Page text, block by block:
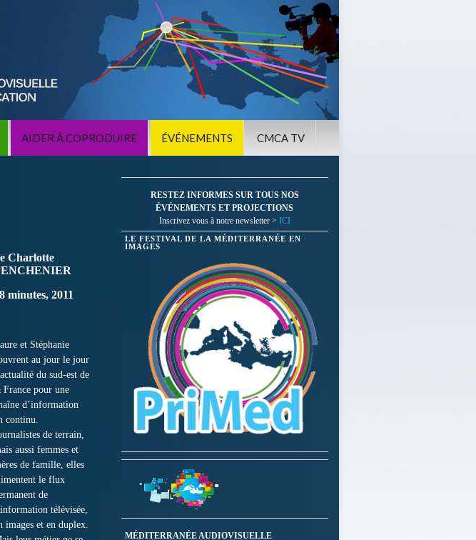
AIDER À COPRODUIRE ÉVÉNEMENTS CMCA TV
Charlotte
minutes, 2011
et Stéphanie
au jour le jour
du sud-est de
France pour une
d’information
continu.
de terrain,
aussi femmes et
de famille, elles
le flux
de
télévisée,
images et en duplex.
RESTEZ INFORMES SUR TOUS NOS
ÉVÉNEMENTS ET PROJECTIONS
Inscrivez vous à notre newsletter > ICI
LE FESTIVAL DE LA MÉDITERRANÉE EN
IMAGES
MÉDITERRANÉE AUDIOVISUELLE